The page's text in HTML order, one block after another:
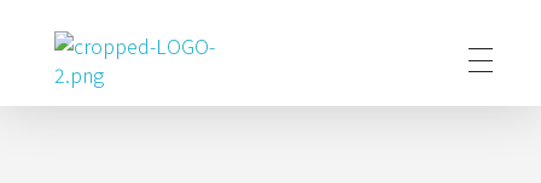
Poder Agropecuario